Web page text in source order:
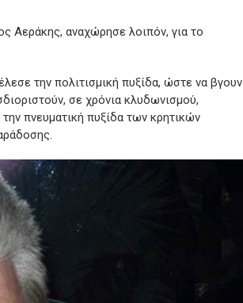
Αεράκης, αναχώρησε λοιπόν, για το
την πολιτισμική πυξίδα, ώστε να βγουν
σε χρόνια κλυδωνισμού,
πνευματική πυξίδα των κρητικών